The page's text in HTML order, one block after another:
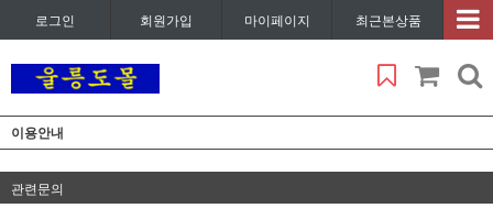
로그인 회원가입 마이페이지 최근본상품
이용안내
관련문의